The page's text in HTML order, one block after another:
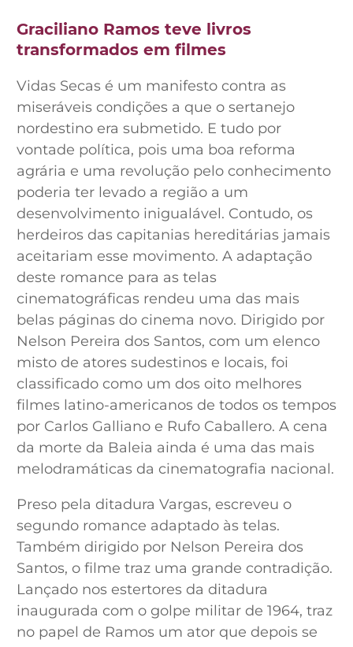
Graciliano Ramos teve livros
transformados em filmes
Vidas Secas é um manifesto contra as
miseráveis condições a que o sertanejo
nordestino era submetido. E tudo por
vontade política, pois uma boa reforma
agrária e uma revolução pelo conhecimento
poderia ter levado a região a um
desenvolvimento inigualável. Contudo, os
herdeiros das capitanias hereditárias jamais
aceitariam esse movimento. A adaptação
deste romance para as telas
cinematográficas rendeu uma das mais
belas páginas do cinema novo. Dirigido por
Nelson Pereira dos Santos, com um elenco
misto de atores sudestinos e locais, foi
classificado como um dos oito melhores
filmes latino-americanos de todos os tempos
por Carlos Galliano e Rufo Caballero. A cena
da morte da Baleia ainda é uma das mais
melodramáticas da cinematografia nacional.
Preso pela ditadura Vargas, escreveu o
segundo romance adaptado às telas.
Também dirigido por Nelson Pereira dos
Santos, o filme traz uma grande contradição.
Lançado nos estertores da ditadura
inaugurada com o golpe militar de 1964, traz
no papel de Ramos um ator que depois se